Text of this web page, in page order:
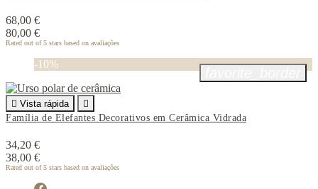
68,00 €
80,00 €
Rated out of 5 stars based on avaliações
-10%
 Vista rápida

Família de Elefantes Decorativos em Cerâmica Vidrada
34,20 €
38,00 €
Rated out of 5 stars based on avaliações